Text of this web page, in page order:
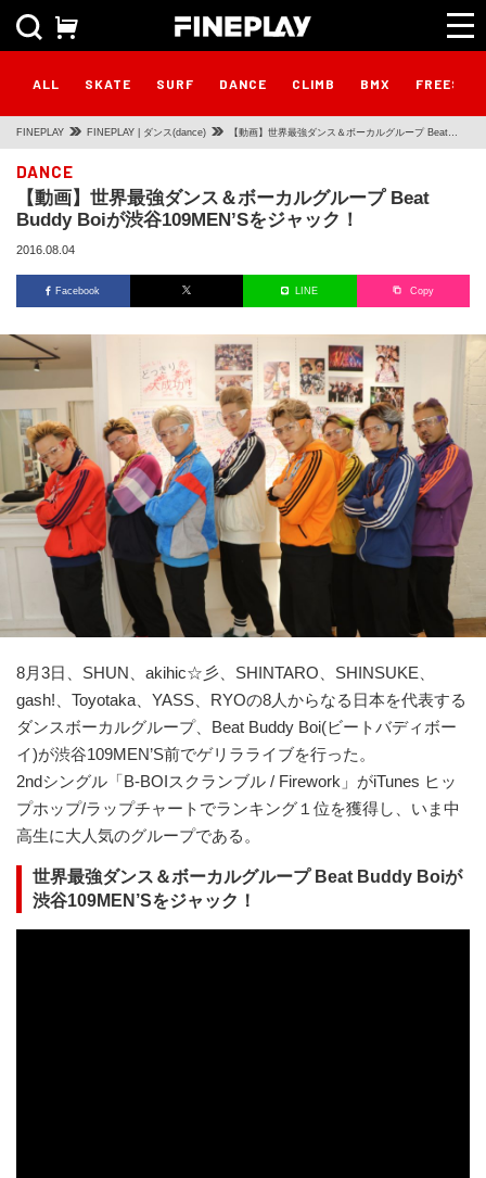
ALL SKATE SURF DANCE CLIMB BMX
FINEPLAY FINEPLAY | ダンス(dance) 【動画】世界最強ダンス＆ボーカルグループ Beat
DANCE
【動画】世界最強ダンス＆ボーカルグループ Beat
Buddy Boiが渋谷109MEN’Sをジャック！
2016.08.04
Facebook LINE Copy
8月3日、SHUN、akihic☆彡、SHINTARO、SHINSUKE、
gash!、Toyotaka、YASS、RYOの8人からなる日本を代表する
ダンスボーカルグループ、Beat Buddy Boi(ビートバディボー
イ)が渋谷109MEN’S前でゲリラライブを行った。
2ndシングル「B-BOIスクランブル / Firework」がiTunes ヒッ
プホップ/ラップチャートでランキング１位を獲得し、いま中
高生に大人気のグループである。
世界最強ダンス＆ボーカルグループ Beat Buddy Boiが
渋谷109MEN’Sをジャック！